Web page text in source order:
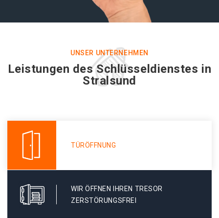
UNSER UNTERNEHMEN
Leistungen des Schlüsseldienstes in
Stralsund
TÜRÖFFNUNG
WIR ÖFFNEN IHREN TRESOR
ZERSTÖRUNGSFREI